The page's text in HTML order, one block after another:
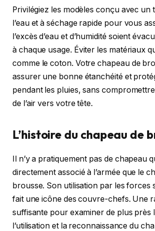
Privilégiez les modèles conçu avec un
l’eau et à séchage rapide pour vous
l’excès d’eau et d’humidité soient
à chaque usage. Éviter les matériaux
comme le coton. Votre chapeau de
assurer une bonne étanchéité et
pendant les pluies, sans
de l’air vers votre tête.
L’histoire du chapeau de
Il n’y a pratiquement pas de chapeau
directement associé à l’armée que le
brousse. Son utilisation par les forces
fait une icône des couvre-chefs. Une
suffisante pour examiner de plus près
l’utilisation et la reconnaissance du